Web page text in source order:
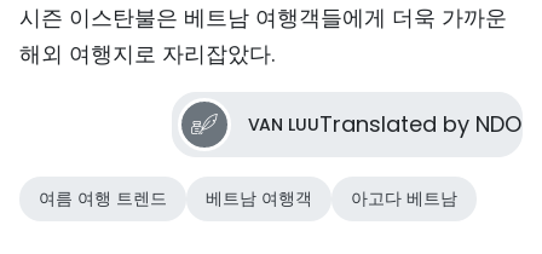
시즌 이스탄불은 베트남 여행객들에게 더욱 가까운
해외 여행지로 자리잡았다.
VAN LUUTranslated by NDO
여름 여행 트렌드 베트남 여행객 아고다 베트남